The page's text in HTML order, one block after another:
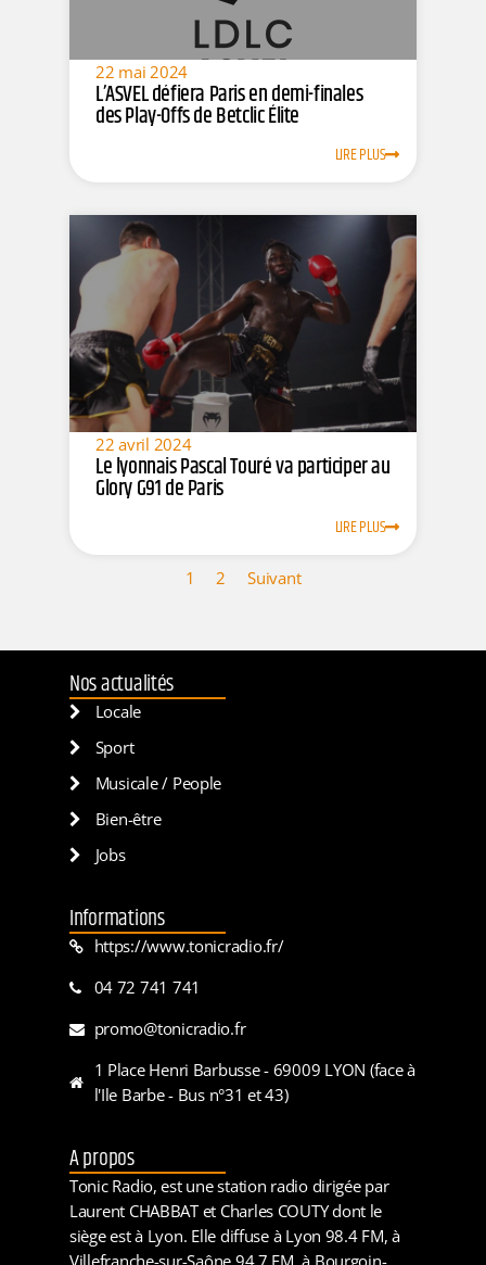
22 mai 2024
L’ASVEL défiera Paris en demi-finales
des Play-Offs de Betclic Élite
LIRE PLUS
22 avril 2024
Le lyonnais Pascal Touré va participer au
Glory G91 de Paris
LIRE PLUS
1 2 Suivant
Nos actualités
Locale
Sport
Musicale / People
Bien-être
Jobs
Informations
https://www.tonicradio.fr/
04 72 741 741
promo@tonicradio.fr
1 Place Henri Barbusse - 69009 LYON (face à
l'Ile Barbe - Bus n°31 et 43)
A propos
Tonic Radio, est une station radio dirigée par
Laurent CHABBAT et Charles COUTY dont le
siège est à Lyon. Elle diffuse à Lyon 98.4 FM, à